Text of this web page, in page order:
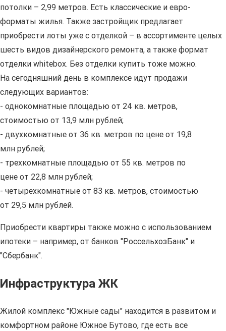
потолки – 2,99 метров. Есть классические и евро-
форматы жилья. Также застройщик предлагает
приобрести лоты уже с отделкой – в ассортименте целых
шесть видов дизайнерского ремонта, а также формат
отделки whitebox. Без отделки купить тоже можно.
На сегодняшний день в комплексе идут продажи
следующих вариантов:
- однокомнатные площадью от 24 кв. метров,
стоимостью от 13,9 млн рублей;
- двухкомнатные от 36 кв. метров по цене от 19,8
млн рублей;
- трехкомнатные площадью от 55 кв. метров по
цене от 22,8 млн рублей;
- четырехкомнатные от 83 кв. метров, стоимостью
от 29,5 млн рублей.
Приобрести квартиры также можно с использованием
ипотеки – например, от банков "РоссельхозБанк" и
"Сбербанк".
Инфраструктура ЖК
Жилой комплекс "Южные сады" находится в развитом и
комфортном районе Южное Бутово, где есть все